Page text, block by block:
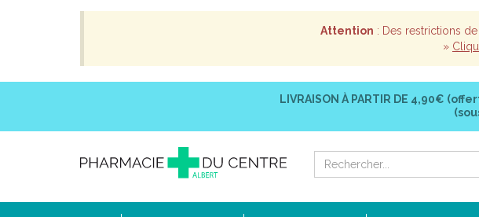
Attention : Des restrictions
»
LIVRAISON À PARTIR DE 4,90€